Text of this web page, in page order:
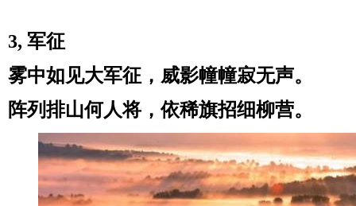
3, 军征
雾中如见大军征，威影幢幢寂无声。
阵列排山何人将，依稀旗招细柳营。